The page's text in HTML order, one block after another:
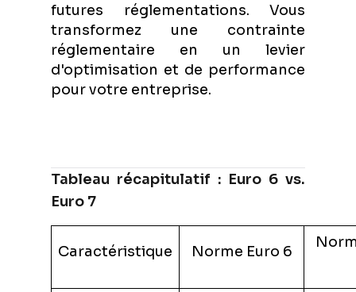
futures réglementations. Vous
transformez une contrainte
réglementaire en un levier
d'optimisation et de performance
pour votre entreprise.
Tableau récapitulatif : Euro 6 vs.
Euro 7
Caractéristique Norme Euro 6